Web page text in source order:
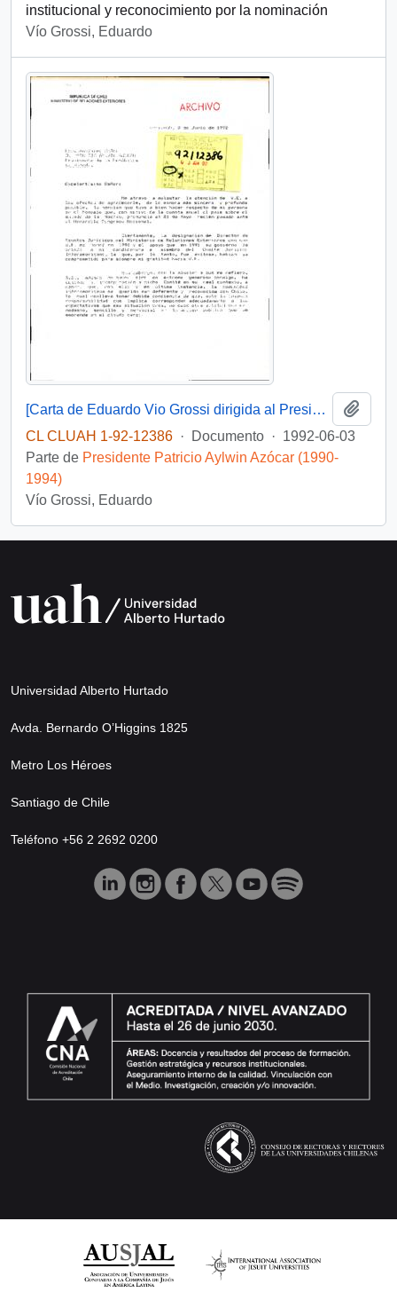
institucional y reconocimiento por la nominación
Vío Grossi, Eduardo
[Carta de Eduardo Vio Grossi dirigida al Presidente Patricio Aylwin]
CL CLUAH 1-92-12386 · Documento · 1992-06-03
Parte de Presidente Patricio Aylwin Azócar (1990-
1994)
Vío Grossi, Eduardo
Universidad Alberto Hurtado
Avda. Bernardo O’Higgins 1825
Metro Los Héroes
Santiago de Chile
Teléfono +56 2 2692 0200